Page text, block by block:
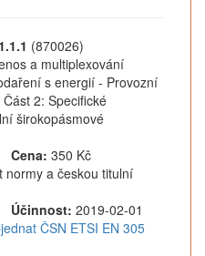
(870026)
a multiplexování
s energií - Provozní
2: Specifické
širokopásmové
Cena: 350 Kč
normy a českou titulní
Účinnost: 2019-02-01
ČSN ETSI EN 305